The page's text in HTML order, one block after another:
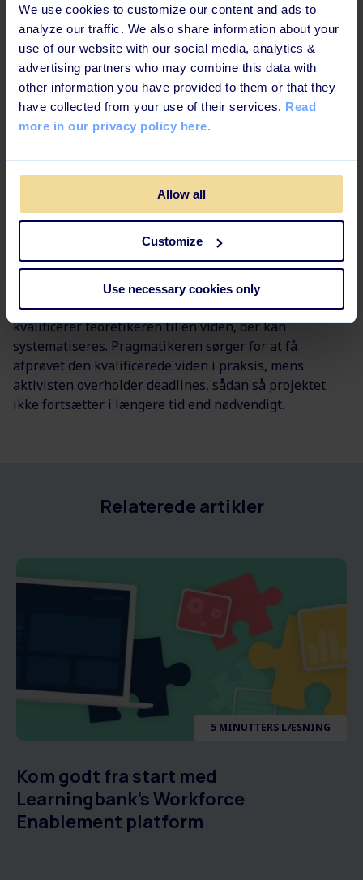
We use cookies to customize our content and ads to
analyze our traffic. We also share information about your
use of our website with our social media, analytics &
advertising partners who may combine this data with
other information you have provided to them or that they
have collected from your use of their services. Read
more in our privacy policy here.
Allow all
Customize
Use necessary cookies only
passer til dig. Måske er det en kombination af to med
et snert af en tredje. Det kan forfatteren til dette
blogindlæg i hvert fald fortælle, som nemlig selv typisk
er en kombination af teoretikeren og reflektoren med
et twist af aktivist, for at overholde sine deadlines.
Uanset hvilken læringsstil, der passer bedst til dig, så
hjælp til fra en person med en anden læringsstil, og
omvendt noget du kan hjælpe andre med at opnå.
Derfor er der ikke én læringsstil, der er bedre end de
andre, da de mange stile komplementerer hinanden.
Et eksempel kunne se sådan her ud, hvis man satte
alle fire læringsstile sammen: Reflektoren vil gerne
indsamle en masse erfaringer og idéer, og alt det
kvalificerer teoretikeren til en viden, der kan
systematiseres. Pragmatikeren sørger for at få
afprøvet den kvalificerede viden i praksis, mens
aktivisten overholder deadlines, sådan så projektet
ikke fortsætter i længere tid end nødvendigt.
Relaterede artikler
5 MINUTTERS LÆSNING
Kom godt fra start med
Learningbank's Workforce
Enablement platform